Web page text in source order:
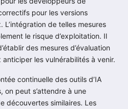
pour les versions
L’intégration de telles mesures
le risque d’exploitation. Il
des mesures d’évaluation
les vulnérabilités à venir.
continuelle des outils d’IA
on peut s’attendre à une
découvertes similaires. Les